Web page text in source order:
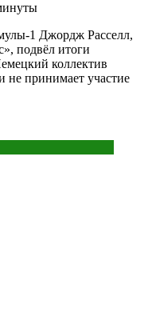
1 Джордж Расселл,
подвёл итоги
коллектив
не принимает участие